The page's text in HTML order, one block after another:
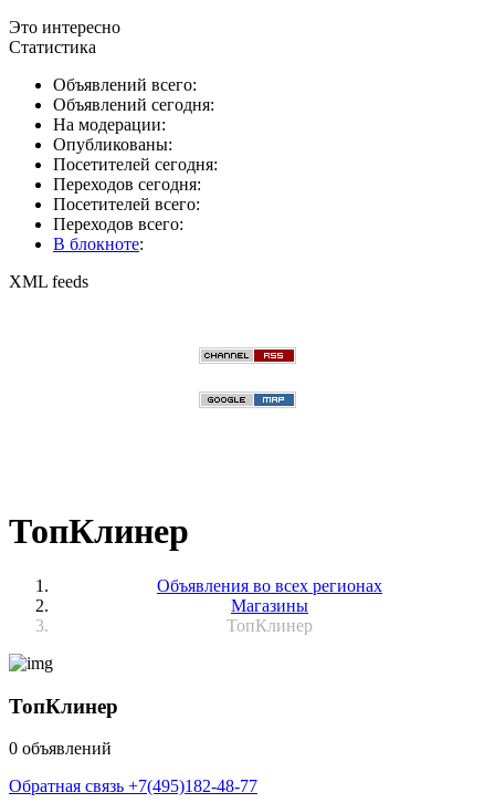
Это интересно
Статистика
Объявлений всего:
Объявлений сегодня:
На модерации:
Опубликованы:
Посетителей сегодня:
Переходов сегодня:
Посетителей всего:
Переходов всего:
В блокноте:
XML feeds
ТопКлинер
Объявления во всех регионах
Магазины
ТопКлинер
ТопКлинер
0 объявлений
Обратная связь +7(495)182-48-77